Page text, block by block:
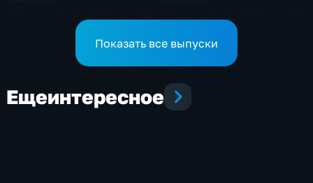
Показать все выпуски
Ещеинтересное